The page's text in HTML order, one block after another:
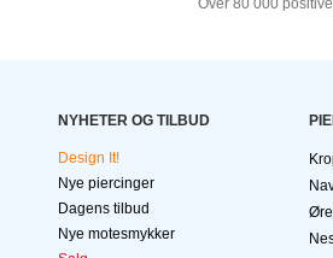
Over 80 000
NYHETER OG TILBUD
Design It!
Nye piercinger
Dagens tilbud
Nye motesmykker